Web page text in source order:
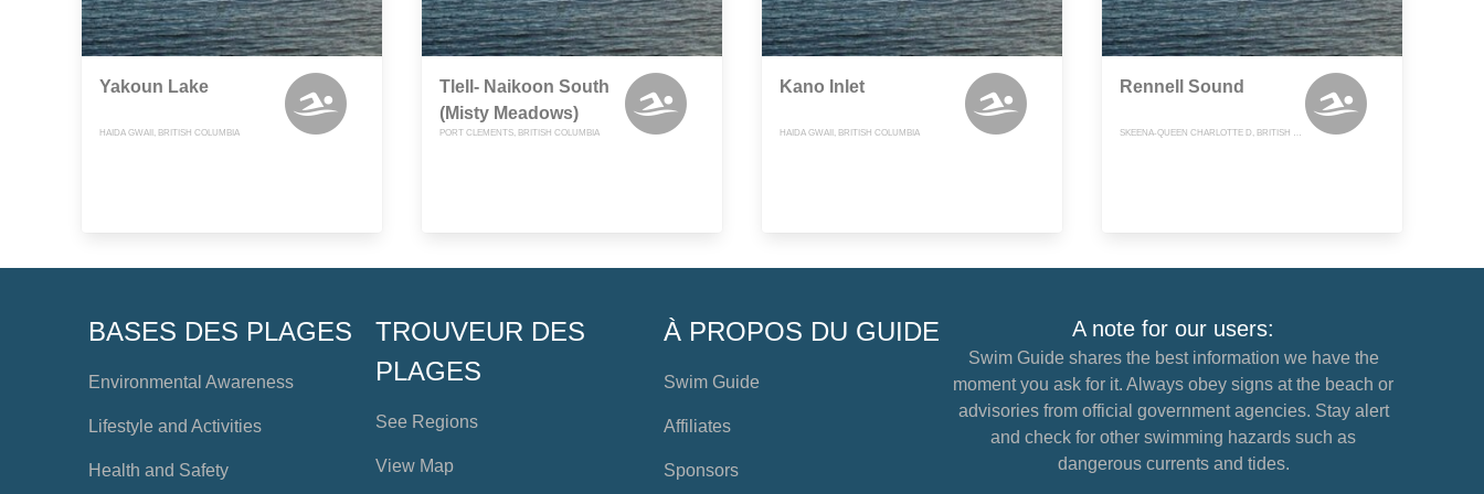
Yakoun Lake
HAIDA GWAII, BRITISH COLUMBIA
Tlell- Naikoon South
(Misty Meadows)
PORT CLEMENTS, BRITISH COLUMBIA
Kano Inlet
HAIDA GWAII, BRITISH COLUMBIA
Rennell Sound
SKEENA-QUEEN CHARLOTTE D, BRITISH COLUMBIA
BASES DES PLAGES
Environmental Awareness
Lifestyle and Activities
Health and Safety
TROUVEUR DES
PLAGES
See Regions
View Map
À PROPOS DU GUIDE
Swim Guide
Affiliates
Sponsors
A note for our users:
Swim Guide shares the best information we have the
moment you ask for it. Always obey signs at the beach or
advisories from official government agencies. Stay alert
and check for other swimming hazards such as
dangerous currents and tides.